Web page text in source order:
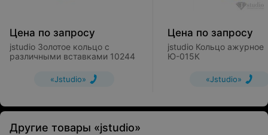
Цена по запросу
jstudio Золотое кольцо с
различными вставками 10244
«Jstudio»
Цена по запросу
jstudio Кольцо ажурное
Ю-015К
«Jstudio»
Другие товары «jstudio»